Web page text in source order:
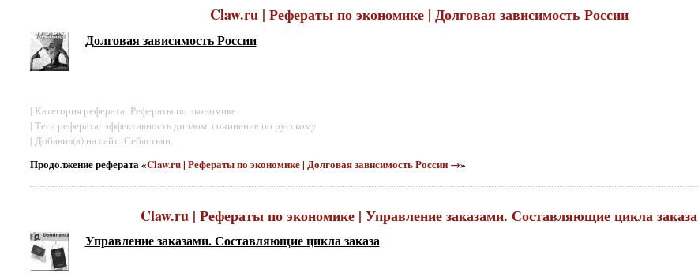
Claw.ru | Рефераты по экономике | Долговая зависимость России
Долговая зависимость России
| Категория реферата: Рефераты по экономике
| Теги реферата: эффективность диплом, сочинение по русскому
| Добавил(а) на сайт: Себастьян.
Продолжение реферата «Claw.ru | Рефераты по экономике | Долговая зависимость России →»
Claw.ru | Рефераты по экономике | Управление заказами. Составляющие цикла заказа
Управление заказами. Составляющие цикла заказа